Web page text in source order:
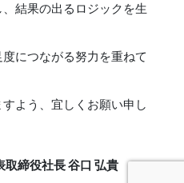
結果の出るロジックを生
につながる努力を重ねて
よう、宜しくお願い申し
取締役社長 谷口 弘貴